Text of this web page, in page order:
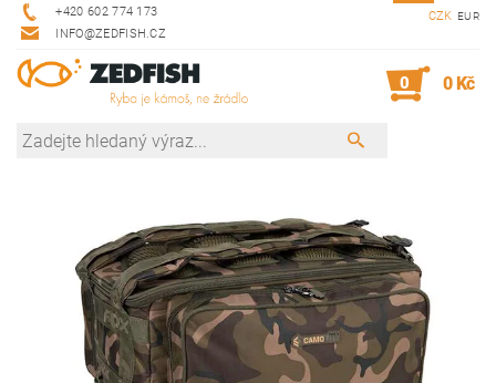
+420 602 774 173
INFO@ZEDFISH.CZ
CZK EUR
0 0 Kč